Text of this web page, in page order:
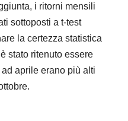
i ritorni mensili
sottoposti a t-test
la certezza statistica
stato ritenuto essere
ad aprile erano più alti